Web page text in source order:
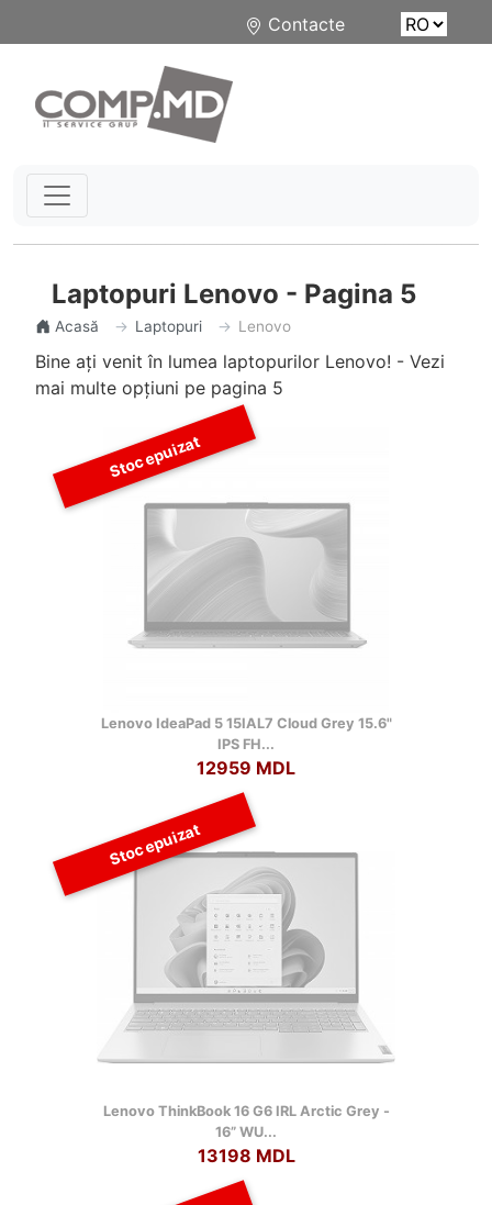
Contacte
Laptopuri Lenovo - Pagina 5
Acasă Laptopuri Lenovo
Bine ați venit în lumea laptopurilor Lenovo! - Vezi
mai multe opțiuni pe pagina 5
Stoc epuizat
Lenovo IdeaPad 5 15IAL7 Cloud Grey 15.6"
IPS FH...
12959 MDL
Stoc epuizat
Lenovo ThinkBook 16 G6 IRL Arctic Grey -
16” WU...
13198 MDL